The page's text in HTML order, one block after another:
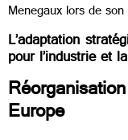
Menegaux lors de
L’adaptation
pour l’industrie et
Europe